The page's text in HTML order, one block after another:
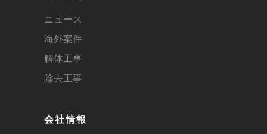
ニュース
海外案件
解体工事
除去工事
会社情報